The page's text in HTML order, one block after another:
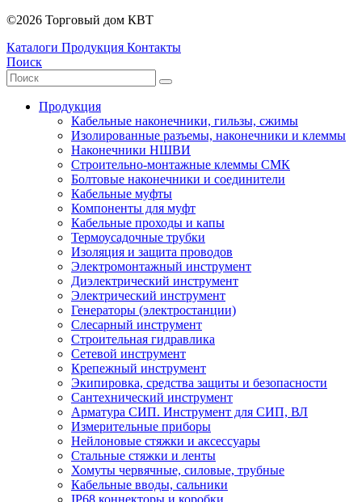
©2026 Торговый дом КВТ
Каталоги Продукция Контакты
Поиск
Продукция
Кабельные наконечники, гильзы, сжимы
Изолированные разъемы, наконечники и клеммы
Наконечники НШВИ
Строительно-монтажные клеммы СМК
Болтовые наконечники и соединители
Кабельные муфты
Компоненты для муфт
Кабельные проходы и капы
Термоусадочные трубки
Изоляция и защита проводов
Электромонтажный инструмент
Диэлектрический инструмент
Электрический инструмент
Генераторы (электростанции)
Слесарный инструмент
Строительная гидравлика
Сетевой инструмент
Крепежный инструмент
Экипировка, средства защиты и безопасности
Сантехнический инструмент
Арматура СИП. Инструмент для СИП, ВЛ
Измерительные приборы
Нейлоновые стяжки и аксессуары
Стальные стяжки и ленты
Хомуты червячные, силовые, трубные
Кабельные вводы, сальники
IP68 коннекторы и коробки